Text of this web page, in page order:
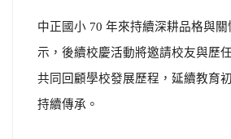
中正國小 70 年來持續深耕品格與
示，後續校慶活動將邀請校友與歷
共同回顧學校發展歷程，延續教育
持續傳承。